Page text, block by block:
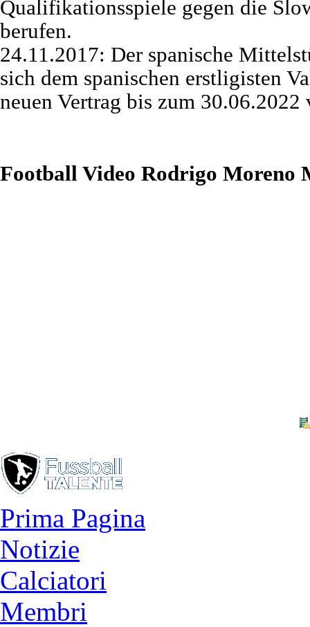
Qualifikationsspiele gegen die
berufen.
24.11.2017: Der spanische
sich dem spanischen erstligisten
neuen Vertrag bis zum 30.06.2022
Football Video Rodrigo Moreno
Prima Pagina
Notizie
Calciatori
Membri